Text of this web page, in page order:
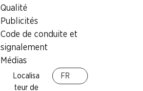
Qualité
Publicités
Code de conduite et
signalement
Médias
Localisa
teur de
FR